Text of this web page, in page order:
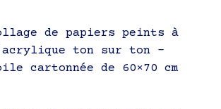
de papiers peints à
ton sur ton –
cartonnée de 60×70 cm